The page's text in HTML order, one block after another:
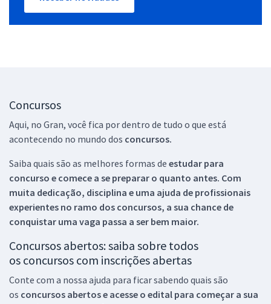
Concursos
Aqui, no Gran, você fica por dentro de tudo o que está
acontecendo no mundo dos concursos.
Saiba quais são as melhores formas de estudar para
concurso e comece a se preparar o quanto antes. Com
muita dedicação, disciplina e uma ajuda de profissionais
experientes no ramo dos concursos, a sua chance de
conquistar uma vaga passa a ser bem maior.
Concursos abertos: saiba sobre todos
os concursos com inscrições abertas
Conte com a nossa ajuda para ficar sabendo quais são
os concursos abertos e acesse o edital para começar a sua